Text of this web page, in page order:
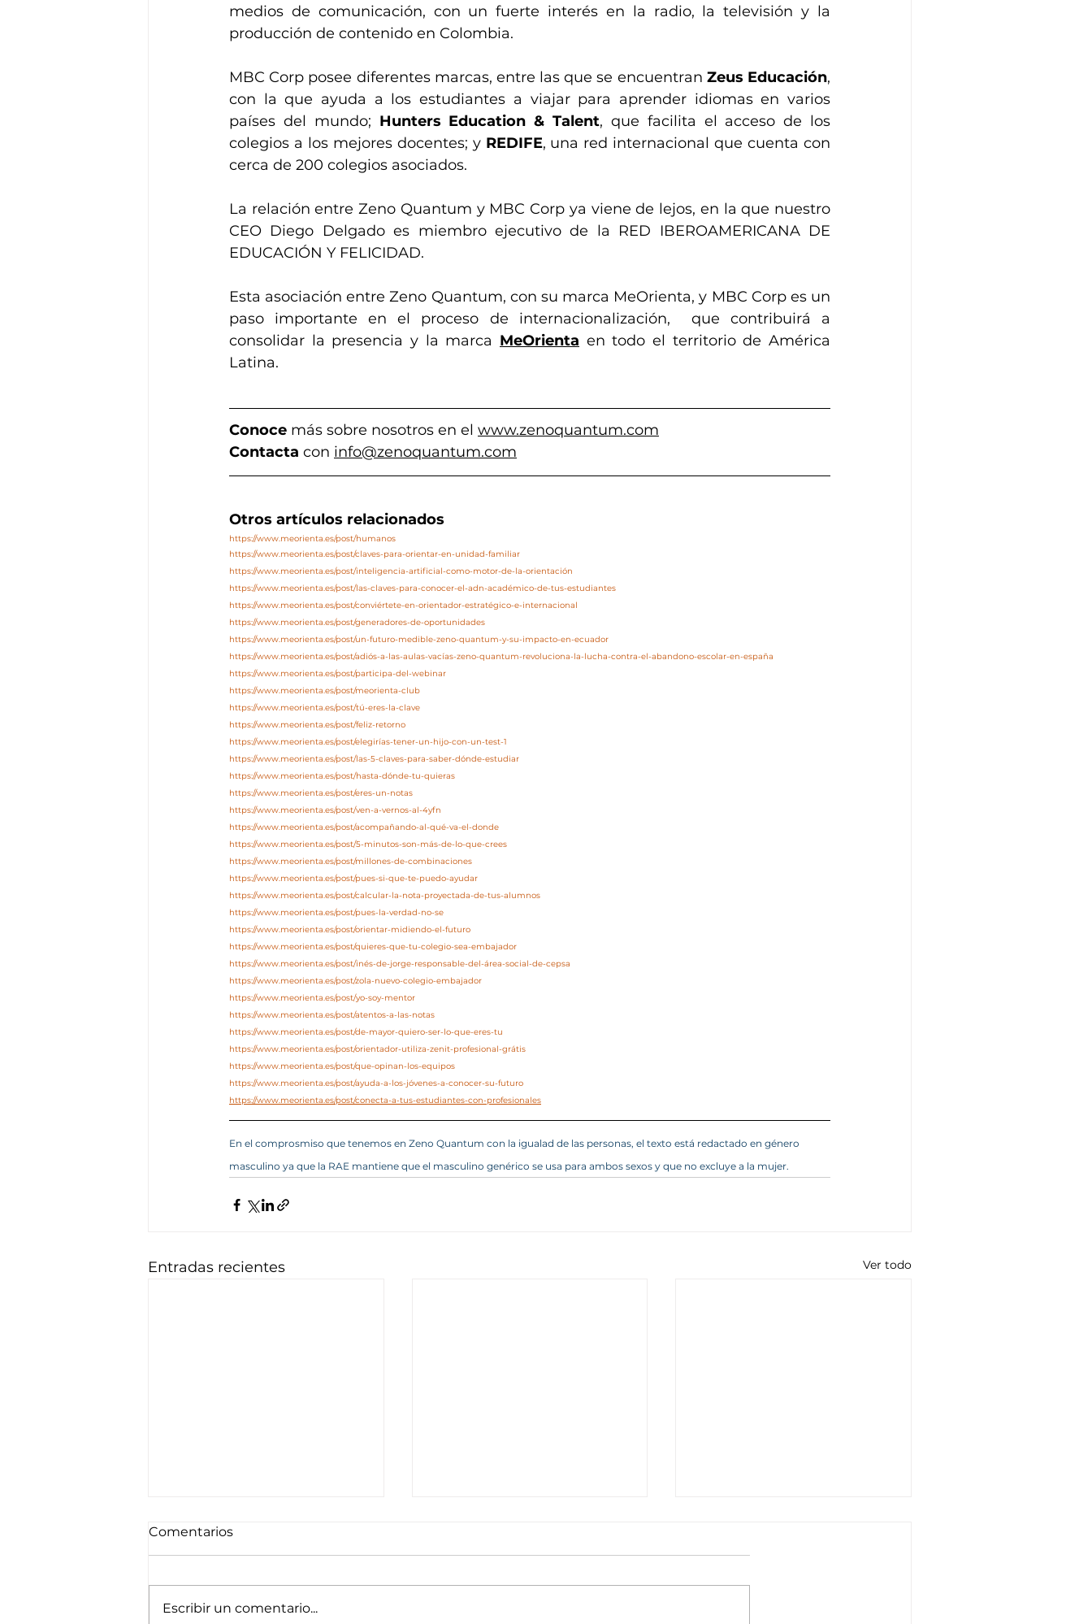
medios de comunicación, con un fuerte interés en la radio, la televisión y la
producción de contenido en Colombia.
MBC Corp posee diferentes marcas, entre las que se encuentran Zeus Educación,
con la que ayuda a los estudiantes a viajar para aprender idiomas en varios
países del mundo; Hunters Education & Talent, que facilita el acceso de los
colegios a los mejores docentes; y REDIFE, una red internacional que cuenta con
cerca de 200 colegios asociados.
La relación entre Zeno Quantum y MBC Corp ya viene de lejos, en la que nuestro
CEO Diego Delgado es miembro ejecutivo de la RED IBEROAMERICANA DE
EDUCACIÓN Y FELICIDAD.
Esta asociación entre Zeno Quantum, con su marca MeOrienta, y MBC Corp es un
paso importante en el proceso de internacionalización,  que contribuirá a
consolidar la presencia y la marca MeOrienta en todo el territorio de América
Latina.
Conoce más sobre nosotros en el www.zenoquantum.com
Contacta con info@zenoquantum.com
Otros artículos relacionados
https://www.meorienta.es/post/humanos
https://www.meorienta.es/post/claves-para-orientar-en-unidad-familiar
https://www.meorienta.es/post/inteligencia-artificial-como-motor-de-la-orientación
https://www.meorienta.es/post/las-claves-para-conocer-el-adn-académico-de-tus-estudiantes
https://www.meorienta.es/post/conviértete-en-orientador-estratégico-e-internacional
https://www.meorienta.es/post/generadores-de-oportunidades
https://www.meorienta.es/post/un-futuro-medible-zeno-quantum-y-su-impacto-en-ecuador
https://www.meorienta.es/post/adiós-a-las-aulas-vacías-zeno-quantum-revoluciona-la-lucha-contra-el-abandono-escolar-en-españa
https://www.meorienta.es/post/participa-del-webinar
https://www.meorienta.es/post/meorienta-club
https://www.meorienta.es/post/tú-eres-la-clave
https://www.meorienta.es/post/feliz-retorno
https://www.meorienta.es/post/elegirías-tener-un-hijo-con-un-test-1
https://www.meorienta.es/post/las-5-claves-para-saber-dónde-estudiar
https://www.meorienta.es/post/hasta-dónde-tu-quieras
https://www.meorienta.es/post/eres-un-notas
https://www.meorienta.es/post/ven-a-vernos-al-4yfn
https://www.meorienta.es/post/acompañando-al-qué-va-el-donde
https://www.meorienta.es/post/5-minutos-son-más-de-lo-que-crees
https://www.meorienta.es/post/millones-de-combinaciones
https://www.meorienta.es/post/pues-si-que-te-puedo-ayudar
https://www.meorienta.es/post/calcular-la-nota-proyectada-de-tus-alumnos
https://www.meorienta.es/post/pues-la-verdad-no-se
https://www.meorienta.es/post/orientar-midiendo-el-futuro
https://www.meorienta.es/post/quieres-que-tu-colegio-sea-embajador
https://www.meorienta.es/post/inés-de-jorge-responsable-del-área-social-de-cepsa
https://www.meorienta.es/post/zola-nuevo-colegio-embajador
https://www.meorienta.es/post/yo-soy-mentor
https://www.meorienta.es/post/atentos-a-las-notas
https://www.meorienta.es/post/de-mayor-quiero-ser-lo-que-eres-tu
https://www.meorienta.es/post/orientador-utiliza-zenit-profesional-grátis
https://www.meorienta.es/post/que-opinan-los-equipos
https://www.meorienta.es/post/ayuda-a-los-jóvenes-a-conocer-su-futuro
https://www.meorienta.es/post/conecta-a-tus-estudiantes-con-profesionales
En el comprosmiso que tenemos en Zeno Quantum con la igualad de las personas, el texto está redactado en género
masculino ya que la RAE mantiene que el masculino genérico se usa para ambos sexos y que no excluye a la mujer.
Entradas recientes Ver todo
Comentarios
Escribir un comentario...